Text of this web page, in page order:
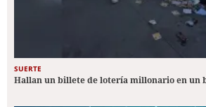
SUERTE
Hallan un billete de lotería millonario en un